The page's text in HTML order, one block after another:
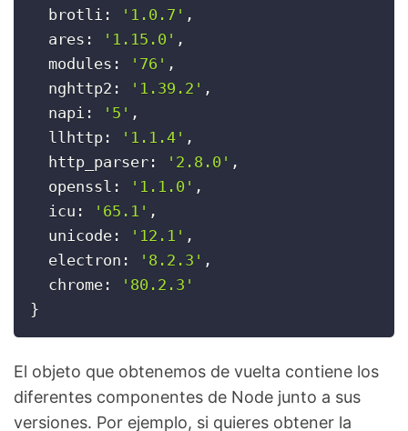
  brotli
: '1.0.7' ,
  ares
: '1.15.0' ,
  modules
: '76' ,
  nghttp2
: '1.39.2' ,
  napi
: '5' ,
  llhttp
: '1.1.4' ,
  http_parser
: '2.8.0' ,
  openssl
: '1.1.0' ,
  icu
: '65.1' ,
  unicode
: '12.1' ,
  electron
: '8.2.3' ,
  chrome
:
'80.2.3'
}
El objeto que obtenemos de vuelta contiene los
diferentes componentes de Node junto a sus
versiones. Por ejemplo, si quieres obtener la